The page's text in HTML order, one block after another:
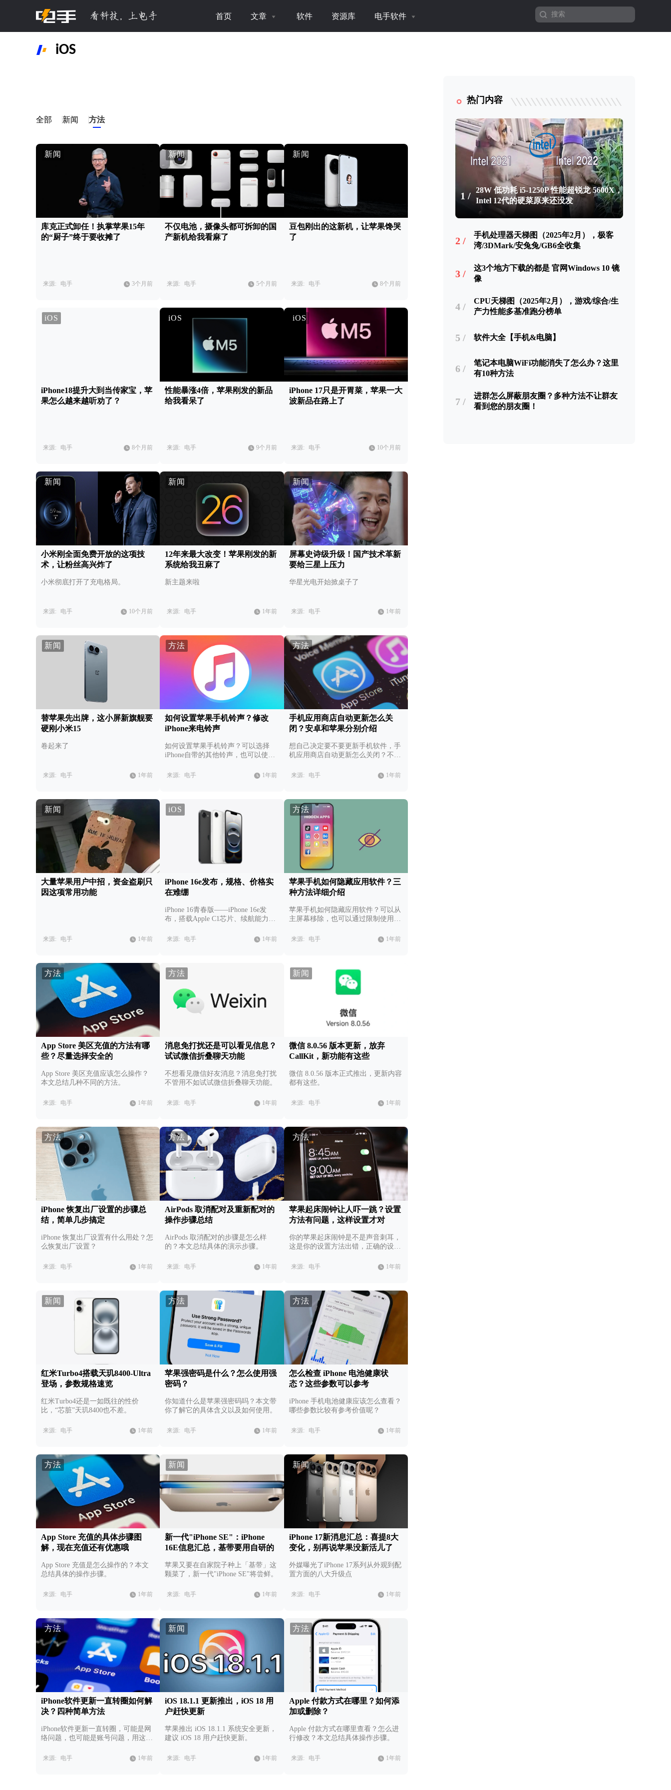
首页 文章 软件 资源库 电手软件
iOS
全部 新闻 方法
新闻
库克正式卸任！执掌苹果15年
的“厨子”终于要收摊了
来源: 电手 3个月前
新闻
不仅电池，摄像头都可拆卸的国
产新机给我看麻了
来源: 电手 5个月前
新闻
豆包刚出的这新机，让苹果馋哭
了
来源: 电手 8个月前
iOS
iPhone18提升大到当传家宝，苹
果怎么越来越听劝了？
来源: 电手 8个月前
iOS
性能暴涨4倍，苹果刚发的新品
给我看呆了
来源: 电手 9个月前
iOS
iPhone 17只是开胃菜，苹果一大
波新品在路上了
来源: 电手 10个月前
新闻
小米刚全面免费开放的这项技
术，让粉丝高兴炸了
小米彻底打开了充电格局。
来源: 电手 10个月前
新闻
12年来最大改变！苹果刚发的新
系统给我丑麻了
新主题来啦
来源: 电手 1年前
新闻
屏幕史诗级升级！国产技术革新
要给三星上压力
华星光电开始掀桌子了
来源: 电手 1年前
新闻
替苹果先出牌，这小屏新旗舰要
硬刚小米15
卷起来了
来源: 电手 1年前
方法
如何设置苹果手机铃声？修改
iPhone来电铃声
如何设置苹果手机铃声？可以选择
iPhone自带的其他铃声，也可以使用
来源: 电手 1年前
方法
手机应用商店自动更新怎么关
闭？安卓和苹果分别介绍
想自己决定要不要更新手机软件，手
机应用商店自动更新怎么关闭？不同
来源: 电手 1年前
新闻
大量苹果用户中招，资金盗刷只
因这项常用功能
来源: 电手 1年前
iOS
iPhone 16e发布，规格、价格实
在难绷
iPhone 16青春版——iPhone 16e发
布，搭载Apple C1芯片、续航能力增
来源: 电手 1年前
方法
苹果手机如何隐藏应用软件？三
种方法详细介绍
苹果手机如何隐藏应用软件？可以从
主屏幕移除，也可以通过限制使用时
来源: 电手 1年前
方法
App Store 美区充值的方法有哪
些？尽量选择安全的
App Store 美区充值应该怎么操作？
本文总结几种不同的方法。
来源: 电手 1年前
方法
消息免打扰还是可以看见信息？
试试微信折叠聊天功能
不想看见微信好友消息？消息免打扰
不管用不如试试微信折叠聊天功能。
来源: 电手 1年前
新闻
微信 8.0.56 版本更新，放弃
CallKit，新功能有这些
微信 8.0.56 版本正式推出，更新内容
都有这些。
来源: 电手 1年前
方法
iPhone 恢复出厂设置的步骤总
结，简单几步搞定
iPhone 恢复出厂设置有什么用处？怎
么恢复出厂设置？
来源: 电手 1年前
方法
AirPods 取消配对及重新配对的
操作步骤总结
AirPods 取消配对的步骤是怎么样
的？本文总结具体的演示步骤。
来源: 电手 1年前
方法
苹果起床闹钟让人吓一跳？设置
方法有问题，这样设置才对
你的苹果起床闹钟是不是声音刺耳，
这是你的设置方法出错，正确的设置
来源: 电手 1年前
新闻
红米Turbo4搭载天玑8400-Ultra
登场，参数规格速览
红米Turbo4还是一如既往的性价
比，“芯脏”天玑8400也不差。
来源: 电手 1年前
方法
苹果强密码是什么？怎么使用强
密码？
你知道什么是苹果强密码吗？本文带
你了解它的具体含义以及如何使用。
来源: 电手 1年前
方法
怎么检查 iPhone 电池健康状
态？这些参数可以参考
iPhone 手机电池健康应该怎么查看？
哪些参数比较有参考价值呢？
来源: 电手 1年前
方法
App Store 充值的具体步骤图
解，现在充值还有优惠哦
App Store 充值是怎么操作的？本文
总结具体的操作步骤。
来源: 电手 1年前
新闻
新一代"iPhone SE"：iPhone
16E信息汇总，基带要用自研的
苹果又要在自家院子种上「基带」这
颗菜了，新一代"iPhone SE"将尝鲜。
来源: 电手 1年前
新闻
iPhone 17新消息汇总：喜提8大
变化，别再说苹果没新活儿了
外媒曝光了iPhone 17系列从外观到配
置方面的八大升级点
来源: 电手 1年前
方法
iPhone软件更新一直转圈如何解
决？四种简单方法
iPhone软件更新一直转圈，可能是网
络问题，也可能是账号问题，用这四
来源: 电手 1年前
新闻
iOS 18.1.1 更新推出，iOS 18 用
户赶快更新
苹果推出 iOS 18.1.1 系统安全更新，
建议 iOS 18 用户赶快更新。
来源: 电手 1年前
方法
Apple 付款方式在哪里？如何添
加或删除？
Apple 付款方式在哪里查看？怎么进
行修改？本文总结具体操作步骤。
来源: 电手 1年前
热门内容
1 /
28W 低功耗 i5-1250P 性能超锐龙 5600X，
Intel 12代的硬菜原来还没发
2 /
手机处理器天梯图（2025年2月），极客
湾/3DMark/安兔兔/GB6全收集
3 /
这3个地方下载的都是 官网Windows 10 镜
像
4 /
CPU天梯图（2025年2月），游戏/综合/生
产力性能多基准跑分榜单
5 / 软件大全【手机&电脑】
6 /
笔记本电脑WiFi功能消失了怎么办？这里
有10种方法
7 /
进群怎么屏蔽朋友圈？多种方法不让群友
看到您的朋友圈！